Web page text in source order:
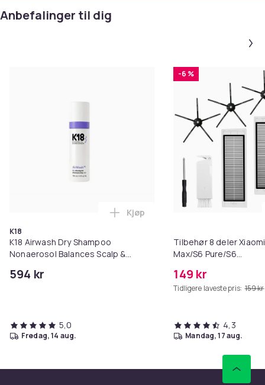
Anbefalinger til dig
K18
K18 Airwash Dry Shampoo
Nonaerosol Balances Scalp &
594 kr
Legg K18 Airwash Dry
Kjøp
5,0
fredag, 14 aug.
-6 %
Tilbehør 8 deler
Max/S6 Pure/S6
149 kr
Tidligere laveste pris: 159 kr
4,3
mandag, 17 aug.